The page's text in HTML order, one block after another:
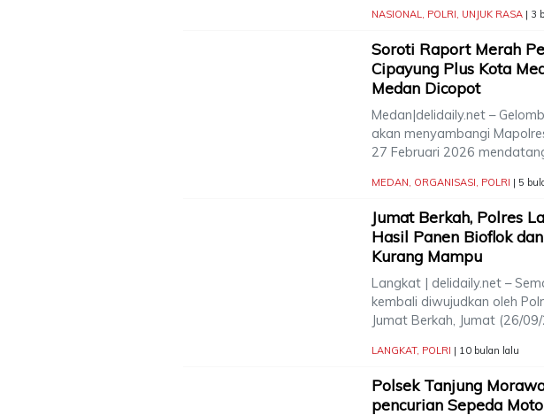
NASIONAL, POLRI, UNJUK RASA | 3
Soroti Raport Merah
Cipayung Plus Kota
Medan Dicopot
Medan|delidaily.net –
akan menyambangi
27 Februari 2026
MEDAN, ORGANISASI, POLRI | 5
Jumat Berkah, Polres
Hasil Panen Bioflok
Kurang Mampu
Langkat | delidaily.net –
kembali diwujudkan oleh
Jumat Berkah, Jumat (26/
LANGKAT, POLRI | 10 bulan lalu
Polsek Tanjung
pencurian Sepeda